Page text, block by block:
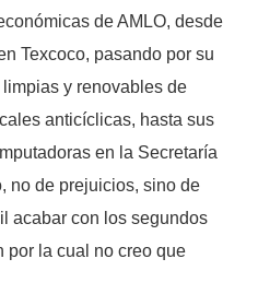
de AMLO, desde
Texcoco, pasando por su
y renovables de
anticíclicas, hasta sus
en la Secretaría
no de prejuicios, sino de
acabar con los segundos
por la cual no creo que